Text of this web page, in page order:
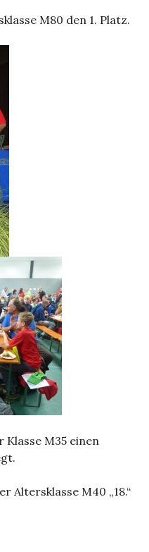
M80 den 1. Platz.
M35 einen
Altersklasse M40 „18.“